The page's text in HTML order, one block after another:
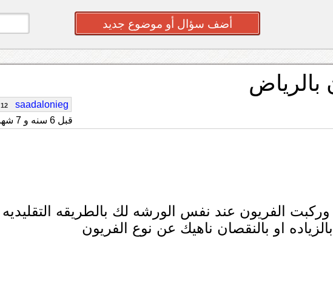
أضف سؤال أو موضوع جديد
بالرياض
saadalonieg
12
قبل 6 سنه و 7 شهر
وركبت الفريون عند نفس الورشه لك بالطريقه التقليديه
او بالنقصان ناهيك عن نوع الفريون